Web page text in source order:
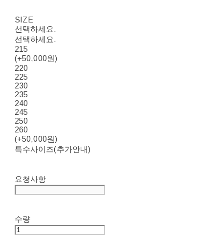
SIZE
선택하세요.
선택하세요.
215
(+50,000원)
220
225
230
235
240
245
250
260
(+50,000원)
특수사이즈(추가안내)
요청사항
수량